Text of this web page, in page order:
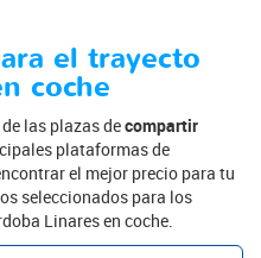
el trayecto
coche
las plazas decompartir
plataformas de
el mejor precio para tu
seleccionados para los
Linares en coche.